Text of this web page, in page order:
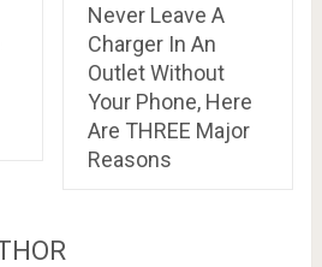
Never Leave A
Charger In An
Outlet Without
Your Phone, Here
Are THREE Major
Reasons